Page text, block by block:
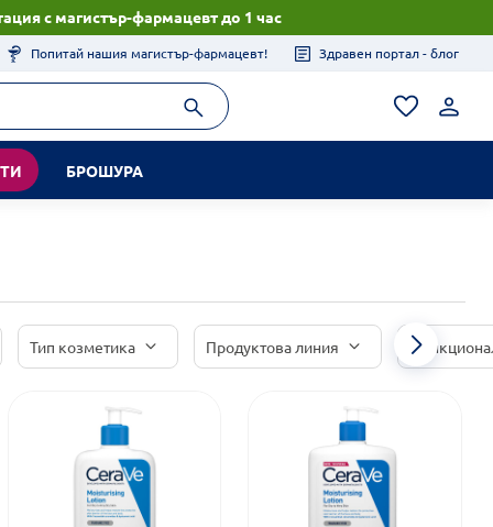
с магистър-фармацевт до 1 час
Попитай нашия магистър-фармацевт! Здравен портал - блог
БРОШУРА
Тип козметика Продуктова линия